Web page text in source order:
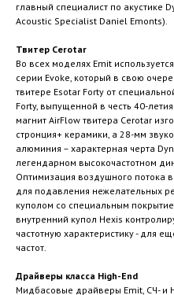
главный специалист по акустике
Acoustic Specialist Daniel Emonts).
Твитер Cerotar
Во всех моделях Emit
серии Evoke, который в свою
твитере Esotar Forty от
Forty, выпущенной в честь 40-
магнит AirFlow твитера Cerotar
стронция+ керамики, а 28-мм
алюминия – характерная черта
легендарном высокочастотном
Оптимизация воздушного потока
для подавления нежелательных
куполом со специальным
внутренний купол Hexis
частотную характеристику - для
частот.
Драйверы класса High-End
Мидбасовые драйверы Emit, СЧ- и